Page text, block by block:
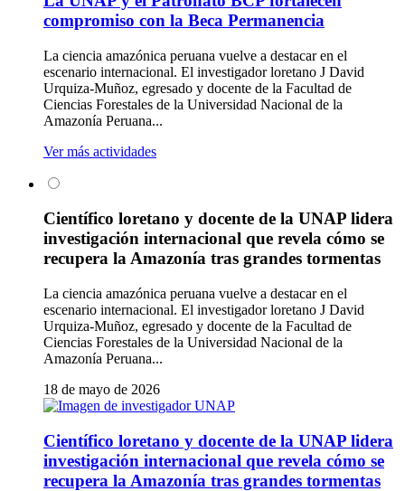
compromiso con la Beca Permanencia
La ciencia amazónica peruana vuelve a destacar en el
escenario internacional. El investigador loretano J David
Urquiza-Muñoz, egresado y docente de la Facultad de
Ciencias Forestales de la Universidad Nacional de la
Amazonía Peruana...
Ver más actividades
Científico loretano y docente de la UNAP lidera
investigación internacional que revela cómo se
recupera la Amazonía tras grandes tormentas
La ciencia amazónica peruana vuelve a destacar en el
escenario internacional. El investigador loretano J David
Urquiza-Muñoz, egresado y docente de la Facultad de
Ciencias Forestales de la Universidad Nacional de la
Amazonía Peruana...
18 de mayo de 2026
Científico loretano y docente de la UNAP lidera
investigación internacional que revela cómo se
recupera la Amazonía tras grandes tormentas